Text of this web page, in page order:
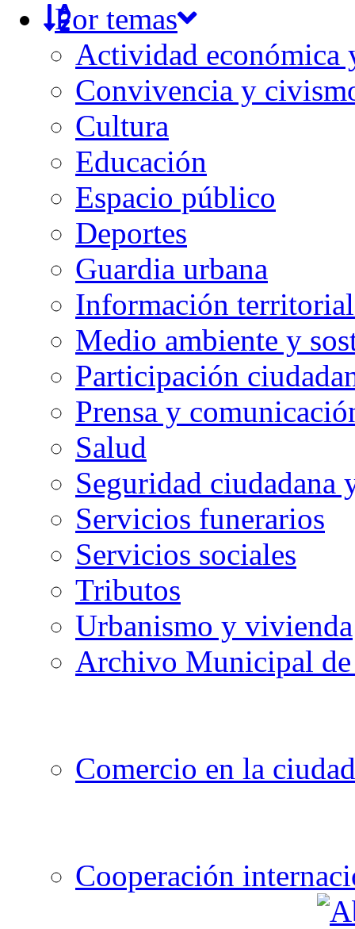
Por temas
Actividad económica
Convivencia y
Cultura
Educación
Espacio público
Deportes
Guardia urbana
Información
Medio ambiente y
Participación
Prensa y
Salud
Seguridad ciudadana
Servicios funerarios
Servicios sociales
Tributos
Urbanismo y vivienda
Archivo Municipal de
Comercio en la ciudad
Cooperación